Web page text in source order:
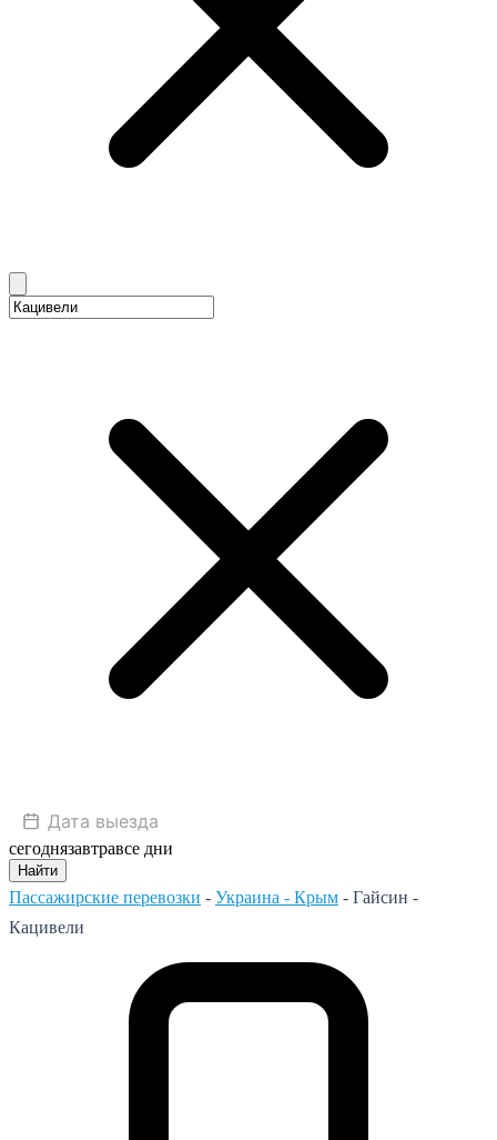
сегоднязавтравсе дни
Найти
Пассажирские перевозки - Украина - Крым - Гайсин -
Кацивели